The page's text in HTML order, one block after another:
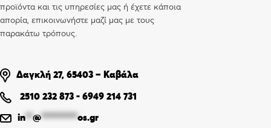
προϊόντα και τις υπηρεσίες μας ή έχετε κάποια
απορία, επικοινωνήστε μαζί μας με τους
παρακάτω τρόπους.
Δαγκλή 27, 65403 – Καβάλα
2510 232 873 - 6949 214 731
in**@**********os.gr